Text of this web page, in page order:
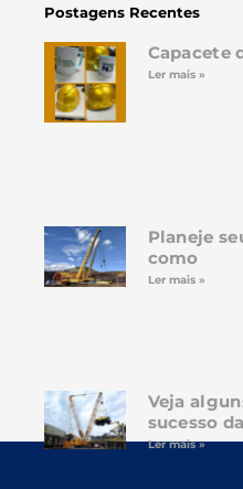
Postagens Recentes
Capacete
Ler mais »
Planeje
como
Ler mais »
Veja
sucesso
Ler mais »